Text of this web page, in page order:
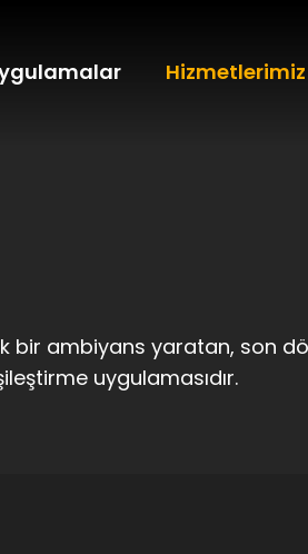
Hizmetlerimiz
bir ambiyans yaratan, son
uygulamasıdır.